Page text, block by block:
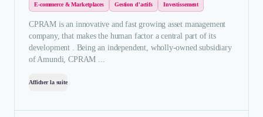
E-commerce & Marketplaces Gestion d'actifs Investissement
CPRAM is an innovative and fast growing asset management
company, that makes the human factor a central part of its
development . Being an independent, wholly-owned subsidiary
of Amundi, CPRAM ...
Afficher la suite